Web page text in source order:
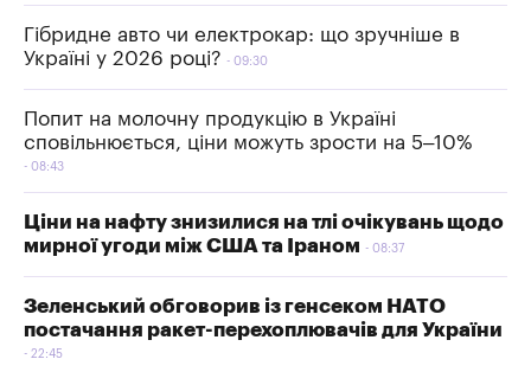
Гібридне авто чи електрокар: що зручніше в
Україні у 2026 році?
09:30
Попит на молочну продукцію в Україні
сповільнюється, ціни можуть зрости на 5–10%
08:43
Ціни на нафту знизилися на тлі очікувань щодо
мирної угоди між США та Іраном
08:37
Зеленський обговорив із генсеком НАТО
постачання ракет-перехоплювачів для України
22:45